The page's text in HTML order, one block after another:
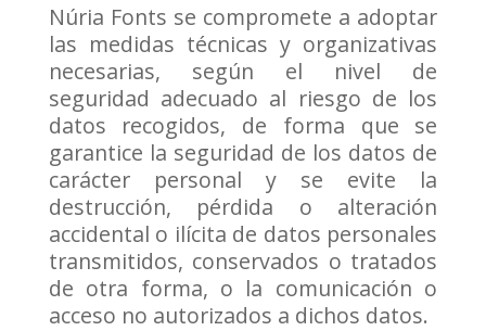
Núria Fonts se compromete a adoptar
las medidas técnicas y organizativas
necesarias, según el nivel de
seguridad adecuado al riesgo de los
datos recogidos, de forma que se
garantice la seguridad de los datos de
carácter personal y se evite la
destrucción, pérdida o alteración
accidental o ilícita de datos personales
transmitidos, conservados o tratados
de otra forma, o la comunicación o
acceso no autorizados a dichos datos.